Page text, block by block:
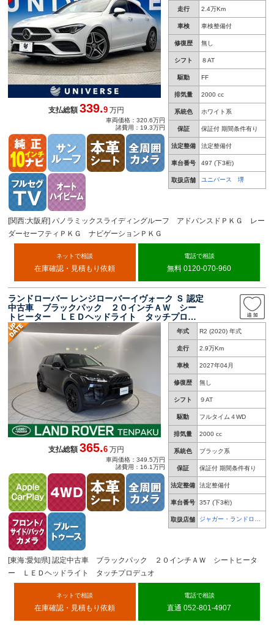
ター アンビエントライト オートハイビーム
全周囲カメラ キーレス
走行 2.4万Km
車検 車検整備付
修復歴 無し
シフト ８AT
駆動 FF
排気量 2000 cc
系統色 ホワイト系
保証 保証付 期間条件有り
法定整備 法定整備付
車台番号 497 (下3桁)
取扱店舗 ユニバース 堺
支払総額339.9 万円
車両価格：320.6万円
諸費用：19.3万円
[関西:大阪府] パノラミックスライディングルーフ アドバンスドＰＫＧ レー
ダーセーフティＰＫＧ ナビゲーションＰＫＧ
ネットで相談
在庫確認・見積もり依頼
電話で相談
無料 0120-070-960
ランドローバー レンジローバーイヴォーク Ｓ 認定
中古車 ブラックパック ２０インチＡＷ シー
トヒーター ＬＥＤヘッドライト タッチプロデ
ュオ イオン空気清浄テクノロジー 電動テール
ゲート アップルカープレイ アンドロイドオー
ト
年式 R2 (2020) 年式
走行 2.9万Km
車検 2027年04月
修復歴 無し
シフト ９AT
駆動 フルタイム４WD
排気量 2000 cc
系統色 ブラック系
保証 保証付 期間条件有り
法定整備 法定整備付
車台番号 357 (下3桁)
取扱店舗
ジャガー・ランドロー
バー 天白
支払総額365.6 万円
車両価格：349.5万円
諸費用：16.1万円
[東海:愛知県] 認定中古車 ブラックパック ２０インチＡＷ シートヒータ
ー ＬＥＤヘッドライト タッチプロデュオ
ネットで相談
在庫確認・見積もり依頼
電話で相談
直通 052-801-4907